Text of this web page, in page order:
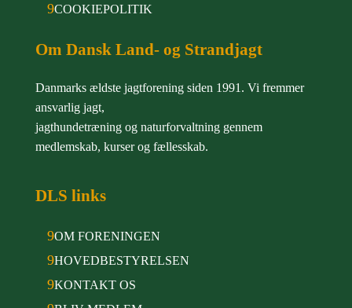
9COOKIEPOLITIK
Om Dansk Land- og Strandjagt
Danmarks ældste jagtforening siden 1991. Vi fremmer
ansvarlig jagt,
jagthundetræning og naturforvaltning gennem
medlemskab, kurser og fællesskab.
DLS links
9OM FORENINGEN
9HOVEDBESTYRELSEN
9KONTAKT OS